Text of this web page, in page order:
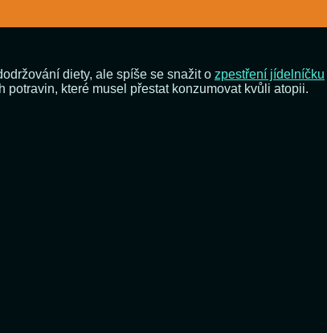
diety, ale spíše se snažit o zpestření jídelníčku
které musel přestat konzumovat kvůli atopii.